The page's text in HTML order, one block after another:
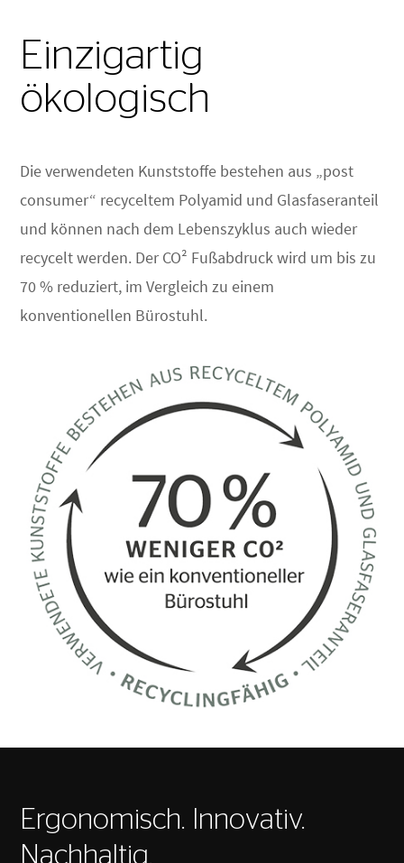
Einzigartig
ökologisch
Die verwendeten Kunststoffe bestehen aus „post
consumer“ recyceltem Polyamid und Glasfaseranteil
und können nach dem Lebenszyklus auch wieder
recycelt werden. Der CO² Fußabdruck wird um bis zu
70 % reduziert, im Vergleich zu einem
konventionellen Bürostuhl.
Ergonomisch. Innovativ.
Nachhaltig.